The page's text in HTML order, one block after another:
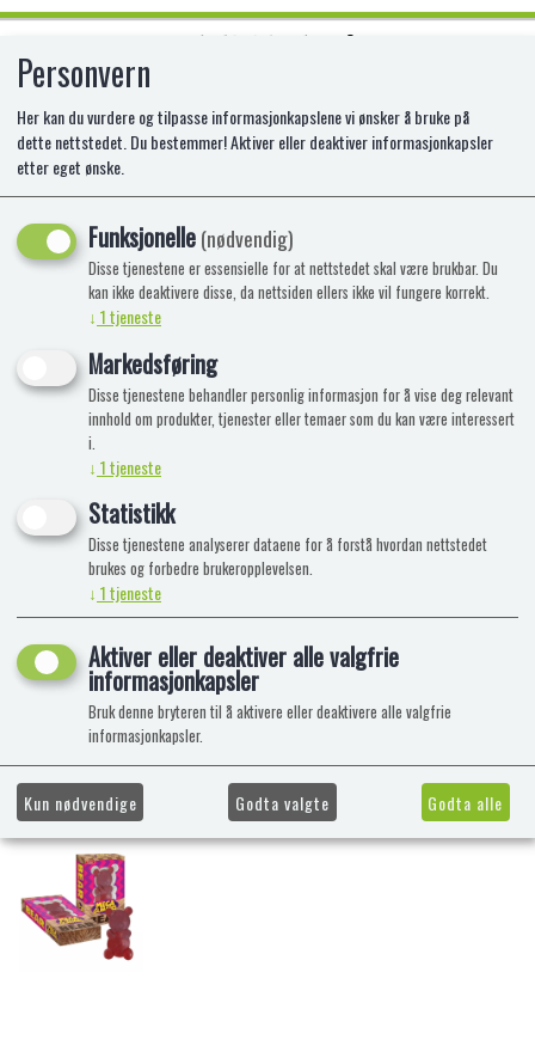
MEGA GUMMIES BEAR 4 STUKS
600 G
GO-XG2005
Personvern
Her kan du vurdere og tilpasse informasjonkapslene vi ønsker å bruke på
dette nettstedet. Du bestemmer! Aktiver eller deaktiver informasjonkapsler
etter eget ønske.
Funksjonelle(nødvendig)
Disse tjenestene er essensielle for at nettstedet skal være brukbar. Du
kan ikke deaktivere disse, da nettsiden ellers ikke vil fungere korrekt.
↓ 1tjeneste
Markedsføring
Disse tjenestene behandler personlig informasjon for å vise deg relevant
innhold om produkter, tjenester eller temaer som du kan være interessert
i.
↓ 1tjeneste
Statistikk
Disse tjenestene analyserer dataene for å forstå hvordan nettstedet
brukes og forbedre brukeropplevelsen.
↓ 1tjeneste
Aktiver eller deaktiver alle valgfrie
informasjonkapsler
Bruk denne bryteren til å aktivere eller deaktivere alle valgfrie
informasjonkapsler.
Kun nødvendige Godta valgte Godta alle